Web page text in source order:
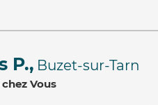
P., Buzet-sur-Tarn
Vous